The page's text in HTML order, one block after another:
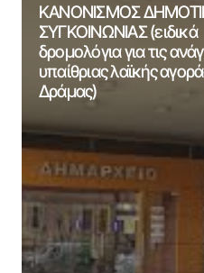
ΚΑΝΟΝΙΣΜΟΣ
ΣΥΓΚΟΙΝΩΝΙΑΣ (ειδικά
δρομολόγια για τις
υπαίθριας λαϊκής
Δράμας)